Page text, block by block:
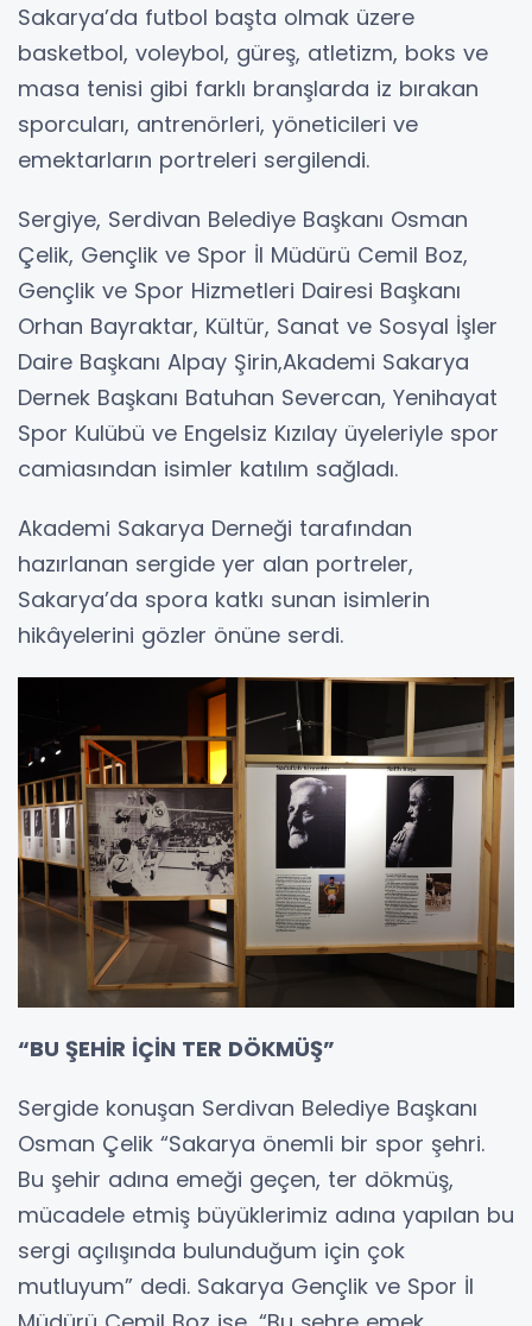
Sakarya’da futbol başta olmak üzere
basketbol, voleybol, güreş, atletizm, boks ve
masa tenisi gibi farklı branşlarda iz bırakan
sporcuları, antrenörleri, yöneticileri ve
emektarların portreleri sergilendi.
Sergiye, Serdivan Belediye Başkanı Osman
Çelik, Gençlik ve Spor İl Müdürü Cemil Boz,
Gençlik ve Spor Hizmetleri Dairesi Başkanı
Orhan Bayraktar, Kültür, Sanat ve Sosyal İşler
Daire Başkanı Alpay Şirin,Akademi Sakarya
Dernek Başkanı Batuhan Severcan, Yenihayat
Spor Kulübü ve Engelsiz Kızılay üyeleriyle spor
camiasından isimler katılım sağladı.
Akademi Sakarya Derneği tarafından
hazırlanan sergide yer alan portreler,
Sakarya’da spora katkı sunan isimlerin
hikâyelerini gözler önüne serdi.
“BU ŞEHİR İÇİN TER DÖKMÜŞ”
Sergide konuşan Serdivan Belediye Başkanı
Osman Çelik “Sakarya önemli bir spor şehri.
Bu şehir adına emeği geçen, ter dökmüş,
mücadele etmiş büyüklerimiz adına yapılan bu
sergi açılışında bulunduğum için çok
mutluyum” dedi. Sakarya Gençlik ve Spor İl